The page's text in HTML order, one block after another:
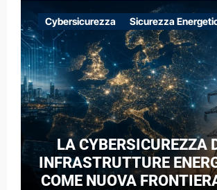
Cybersicurezza Sicurezza
LA CYBERSICUREZZA
INFRASTRUTTURE
COME NUOVA